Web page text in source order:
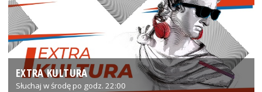
EXTRA KULTURA
Słuchaj w środę po godz. 22:00